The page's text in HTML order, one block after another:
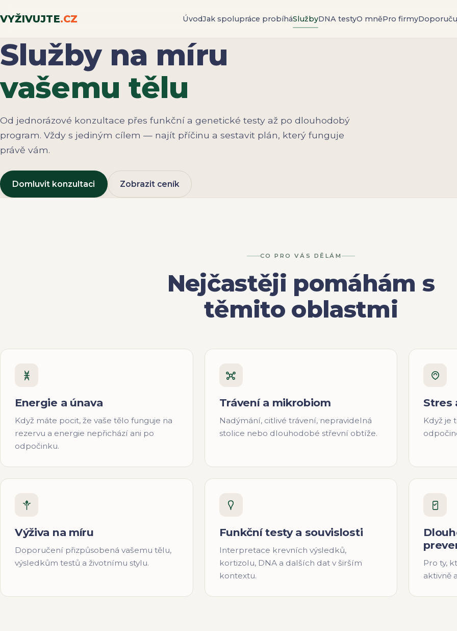
VYŽIVUJTE.CZ ÚvodJak spolupráce probíháSlužbyDNA testyO mněPro firmy
Služby na míru
vašemu tělu
Od jednorázové konzultace přes funkční a genetické testy až po dlouhodobý
program. Vždy s jediným cílem — najít příčinu a sestavit plán, který funguje
právě vám.
Domluvit konzultaci Zobrazit ceník
CO PRO VÁS DĚLÁM
Nejčastěji pomáhám s
těmito oblastmi
Energie a únava
Když máte pocit, že vaše tělo funguje na
rezervu a energie nepřichází ani po
odpočinku.
Trávení a mikrobiom
Nadýmání, citlivé trávení, nepravidelná
stolice nebo dlouhodobé střevní obtíže.
Stres
Když je
Výživa na míru
Doporučení přizpůsobená vašemu tělu,
výsledkům testů a životnímu stylu.
Funkční testy a souvislosti
Interpretace krevních výsledků,
kortizolu, DNA a dalších dat v širším
kontextu.
Pro ty,
aktivně